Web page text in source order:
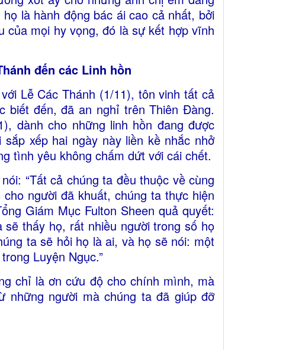
là hành động bác ái cao cả nhất, bởi
mọi hy vọng, đó là sự kết hợp vĩnh
đến các Linh hồn
Lễ Các Thánh (1/11), tôn vinh tất cả
biết đến, đã an nghỉ trên Thiên Đàng.
dành cho những linh hồn đang được
xếp hai ngày này liền kề nhắc nhở
tình yêu không chấm dứt với cái chết.
“Tất cả chúng ta đều thuộc về cùng
người đã khuất, chúng ta thực hiện
Giám Mục Fulton Sheen quả quyết:
thấy họ, rất nhiều người trong số họ
ta sẽ hỏi họ là ai, và họ sẽ nói: một
Luyện Ngục.”
chỉ là ơn cứu độ cho chính mình, mà
những người mà chúng ta đã giúp đỡ